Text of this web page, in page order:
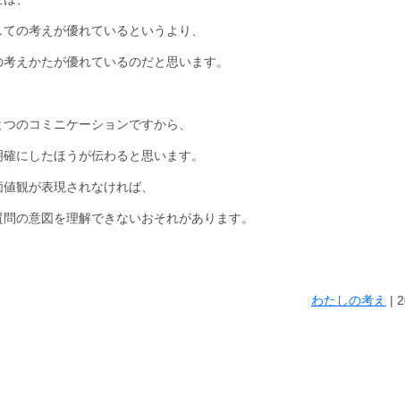
の考えが優れているというより、
考えかたが優れているのだと思います。
のコミニケーションですから、
にしたほうが伝わると思います。
観が表現されなければ、
問の意図を理解できないおそれがあります。
わたしの考え |